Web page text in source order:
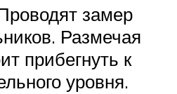
замер
Размечая
прибегнуть к
уровня.